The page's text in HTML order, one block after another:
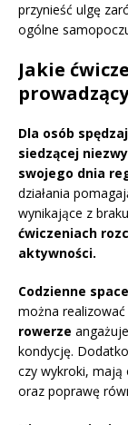
przynieść ulgę
ogólne
Jakie
Dla osób
siedzącej
swojego dnia
działania
wynikające z
ćwiczeniach
aktywności.
Codzienne
można
rowerze
kondycję.
czy wykroki, mają
oraz poprawę